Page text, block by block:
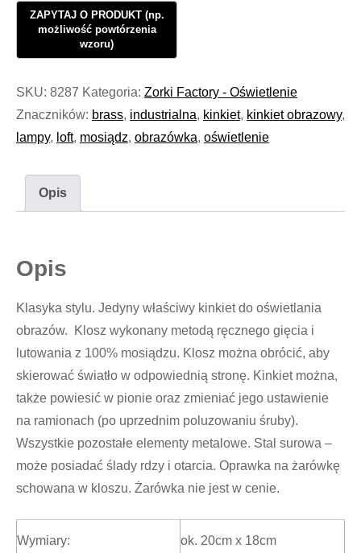
Oświetlenie
Single
Brass
Angle
#1049
SKU: 8287 Kategoria: Zorki Factory - Oświetlenie
Znaczników: brass, industrialna, kinkiet, kinkiet obrazowy,
lampy, loft, mosiądz, obrazówka, oświetlenie
Opis
Opis
Klasyka stylu. Jedyny właściwy kinkiet do oświetlania
obrazów. Klosz wykonany metodą ręcznego gięcia i
lutowania z 100% mosiądzu. Klosz można obrócić, aby
skierować światło w odpowiednią stronę. Kinkiet można,
także powiesić w pionie oraz zmieniać jego ustawienie
na ramionach (po uprzednim poluzowaniu śruby).
Wszystkie pozostałe elementy metalowe. Stal surowa –
może posiadać ślady rdzy i otarcia. Oprawka na żarówkę
schowana w kloszu. Żarówka nie jest w cenie.
Wymiary: ok. 20cm x 18cm